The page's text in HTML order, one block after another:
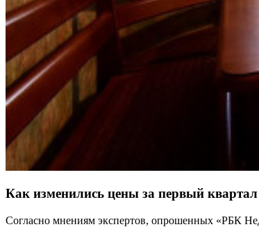
Как изменились цены за первый квартал
Согласно мнениям экспертов, опрошенных «РБК